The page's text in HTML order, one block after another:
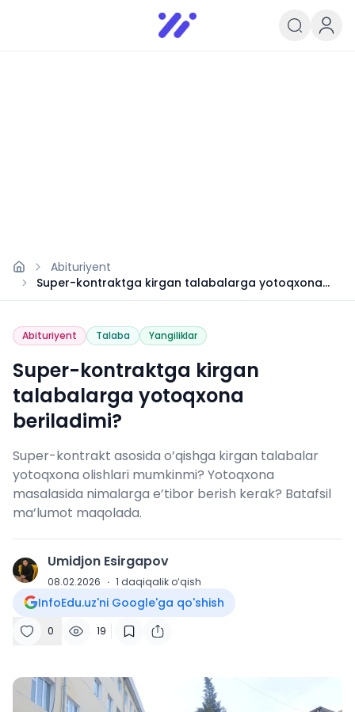
Infoedu
Ta&#039;lim xabarlari va
Abituriyent
Super-kontraktga kirgan talabalarga yotoqxona
beriladimi?
Abituriyent Talaba Yangiliklar
Super-kontraktga kirgan
talabalarga yotoqxona
beriladimi?
Super-kontrakt asosida o’qishga kirgan talabalar
yotoqxona olishlari mumkinmi? Yotoqxona
masalasida nimalarga e’tibor berish kerak? Batafsil
ma’lumot maqolada.
U Umidjon Esirgapov
08.02.2026 · 1 daqiqalik o‘qish
InfoEdu.uz'ni Google'ga qo'shish
0 19